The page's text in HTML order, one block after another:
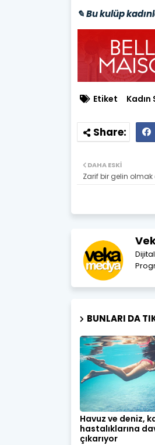
✎ Bu kulüp
Etiket Kadın
DAHA ESKI
Zarif bir gelin olmak
BUNLARI DA
Havuz ve deniz,
hastalıklarına
çıkarıyor